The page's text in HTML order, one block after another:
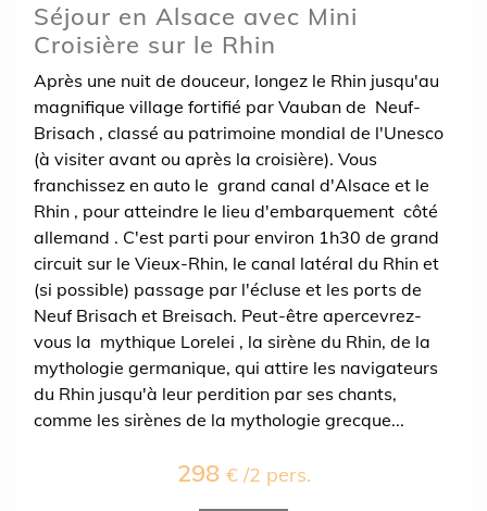
Séjour en Alsace avec Mini
Croisière sur le Rhin
Après une nuit de douceur, longez le Rhin jusqu'au
magnifique village fortifié par Vauban de Neuf-
Brisach , classé au patrimoine mondial de l'Unesco
(à visiter avant ou après la croisière). Vous
franchissez en auto le grand canal d'Alsace et le
Rhin , pour atteindre le lieu d'embarquement côté
allemand . C'est parti pour environ 1h30 de grand
circuit sur le Vieux-Rhin, le canal latéral du Rhin et
(si possible) passage par l'écluse et les ports de
Neuf Brisach et Breisach. Peut-être apercevrez-
vous la mythique Lorelei , la sirène du Rhin, de la
mythologie germanique, qui attire les navigateurs
du Rhin jusqu'à leur perdition par ses chants,
comme les sirènes de la mythologie grecque...
298 € /2 pers.